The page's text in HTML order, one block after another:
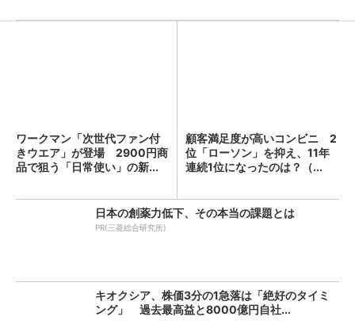
ワークマン「次世代ファン付
きウエア」が登場 2900円商
品で狙う「日常使い」の新...
顧客満足度が高いコンビニ 2
位「ローソン」を抑え、11年
連続1位になったのは？（...
日本の創薬力低下、その本当の課題とは
PR(三菱総合研究所)
キオクシア、株価3分の1急落は「絶好のタイミ
ング」 過去最高益と8000億円自社...